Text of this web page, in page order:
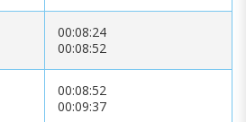
00:08:24
00:08:52
00:08:52
00:09:37